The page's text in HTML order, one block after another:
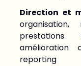
Direction et
prestations
amélioration
reporting